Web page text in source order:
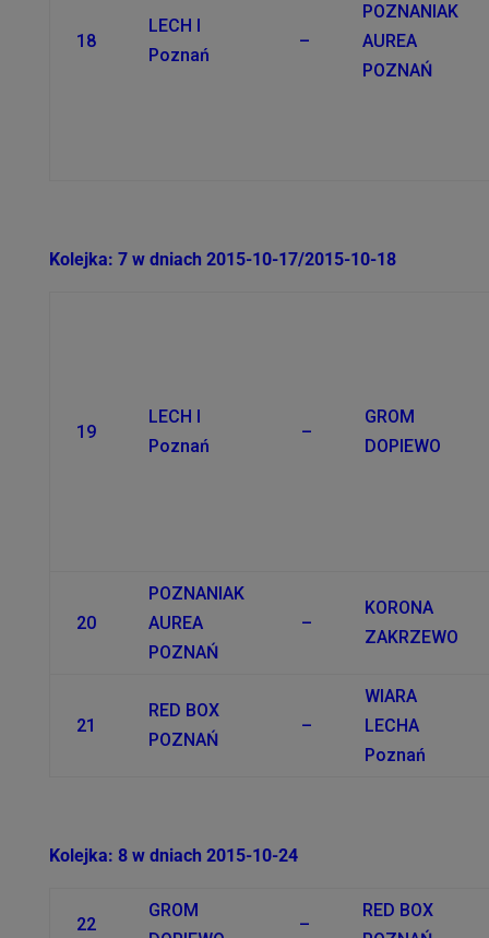
18
LECH I
Poznań
–
POZNANIAK
AUREA
POZNAŃ
Kolejka: 7 w dniach 2015-10-17/2015-10-18
19
LECH I
Poznań
–
GROM
DOPIEWO
20
POZNANIAK
AUREA
POZNAŃ
–
KORONA
ZAKRZEWO
21
RED BOX
POZNAŃ
–
WIARA
LECHA
Poznań
Kolejka: 8 w dniach 2015-10-24
22
GROM
–
RED BOX